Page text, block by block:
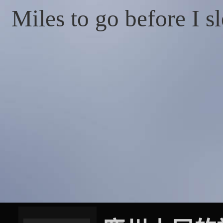
Miles to go before I